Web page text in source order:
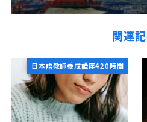
関連
日本語教師養成講座420時間